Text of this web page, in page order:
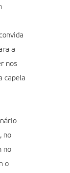
a
nos
capela
no
no
o